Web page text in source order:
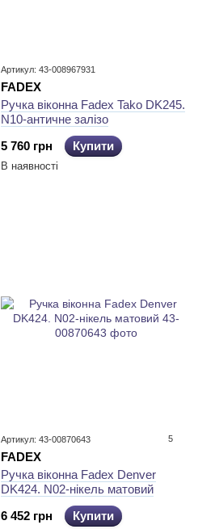
Артикул: 43-008967931
FADEX
Ручка віконна Fadex Tako DK245.
N10-античне залізо
5 760 грн
Купити
В наявності
Артикул: 43-00870643 5
FADEX
Ручка віконна Fadex Denver
DK424. N02-нікель матовий
6 452 грн
Купити